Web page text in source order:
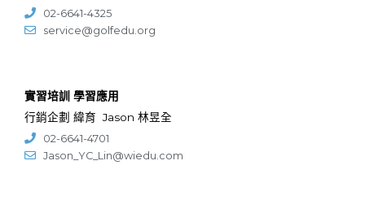
02-6641-4325
service@golfedu.org
實習培訓 學習應用
行銷企劃 緯育 Jason 林昱全
02-6641-4701
Jason_YC_Lin@wiedu.com